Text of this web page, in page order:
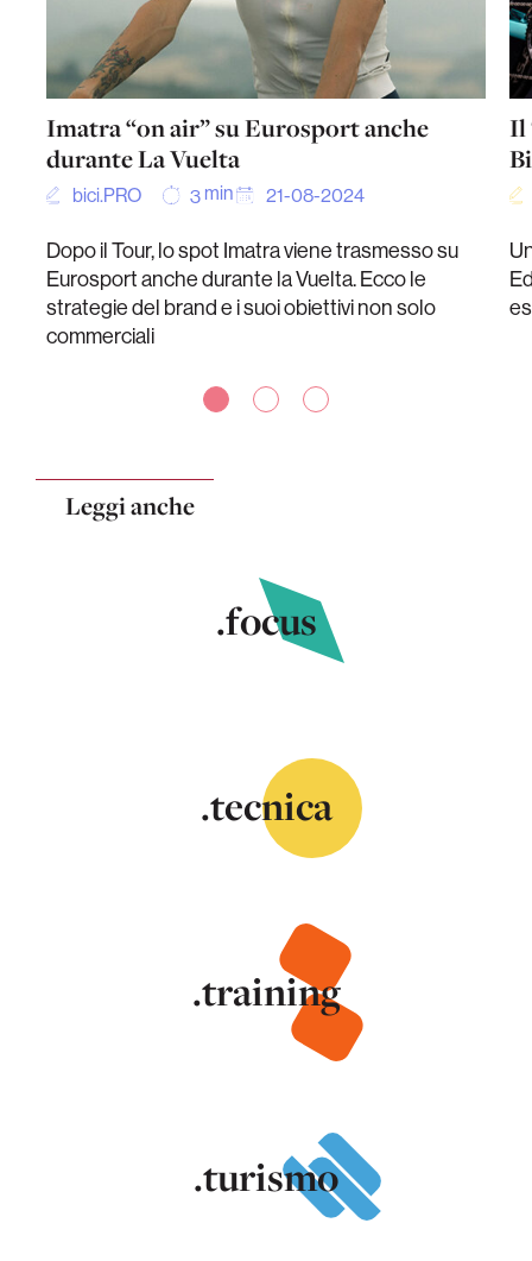
Imatra “on air” su Eurosport anche
durante La Vuelta
bici.PRO 3 min 21-08-2024
Dopo il Tour, lo spot Imatra viene trasmesso su
Eurosport anche durante la Vuelta. Ecco le
strategie del brand e i suoi obiettivi non solo
commerciali
Il
Leggi anche
.focus
.tecnica
.training
.turismo